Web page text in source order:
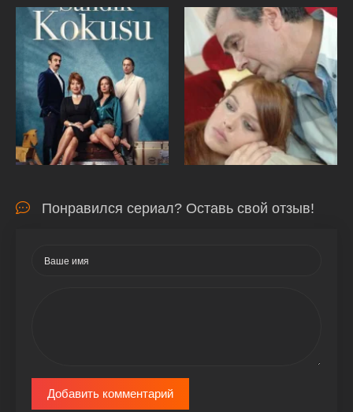
Понравился сериал? Оставь свой отзыв!
Добавить комментарий